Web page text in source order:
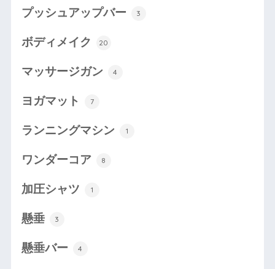
プッシュアップバー 3
ボディメイク 20
マッサージガン 4
ヨガマット 7
ランニングマシン 1
ワンダーコア 8
加圧シャツ 1
懸垂 3
懸垂バー 4